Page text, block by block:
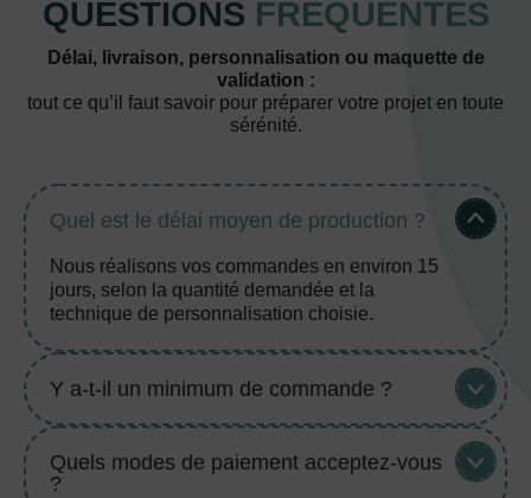
QUESTIONS FRÉQUENTES
Délai, livraison, personnalisation ou maquette de
validation :
tout ce qu’il faut savoir pour préparer votre projet en toute
sérénité.
Quel est le délai moyen de production ?
Nous réalisons vos commandes en environ 15
jours, selon la quantité demandée et la
technique de personnalisation choisie.
Y a-t-il un minimum de commande ?
Quels modes de paiement acceptez-vous
?